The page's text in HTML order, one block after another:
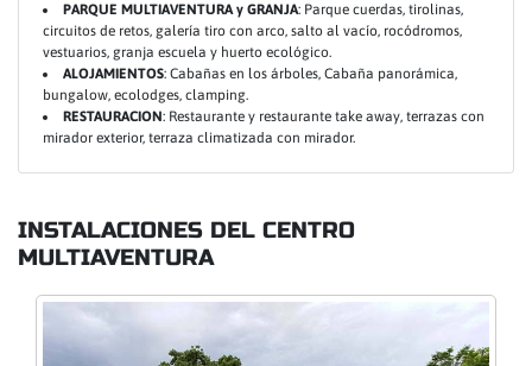
PARQUE MULTIAVENTURA y GRANJA: Parque cuerdas, tirolinas,
circuitos de retos, galería tiro con arco, salto al vacío, rocódromos,
vestuarios, granja escuela y huerto ecológico.
ALOJAMIENTOS: Cabañas en los árboles, Cabaña panorámica,
bungalow, ecolodges, clamping.
RESTAURACION: Restaurante y restaurante take away, terrazas con
mirador exterior, terraza climatizada con mirador.
INSTALACIONES DEL CENTRO
MULTIAVENTURA